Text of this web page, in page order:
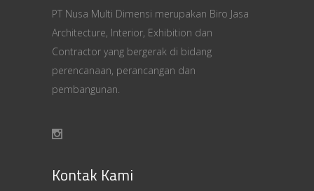
PT Nusa Multi Dimensi merupakan Biro Jasa
Architecture, Interior, Exhibition dan
Contractor yang bergerak di bidang
perencanaan, perancangan dan
pembangunan.
Kontak Kami